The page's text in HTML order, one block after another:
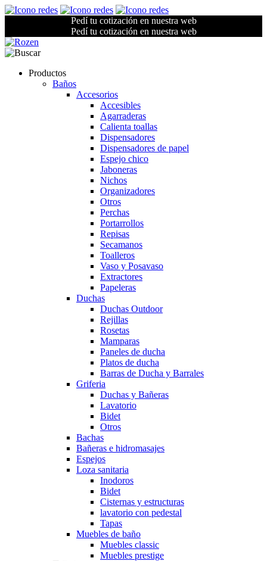
Pedí tu cotización en nuestra web
Pedí tu cotización en nuestra web
Productos
Baños
Accesorios
Accesibles
Agarraderas
Calienta toallas
Dispensadores
Dispensadores de papel
Espejo chico
Jaboneras
Nichos
Organizadores
Otros
Perchas
Portarrollos
Repisas
Secamanos
Toalleros
Vaso y Posavaso
Extractores
Papeleras
Duchas
Duchas Outdoor
Rejillas
Rosetas
Mamparas
Paneles de ducha
Platos de ducha
Barras de Ducha y Barrales
Griferia
Duchas y Bañeras
Lavatorio
Bidet
Otros
Bachas
Bañeras e hidromasajes
Espejos
Loza sanitaria
Inodoros
Bidet
Cisternas y estructuras
lavatorio con pedestal
Tapas
Muebles de baño
Muebles classic
Muebles prestige